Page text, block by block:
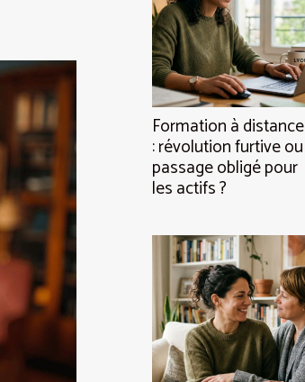
Formation à distance
: révolution furtive ou
passage obligé pour
les actifs ?